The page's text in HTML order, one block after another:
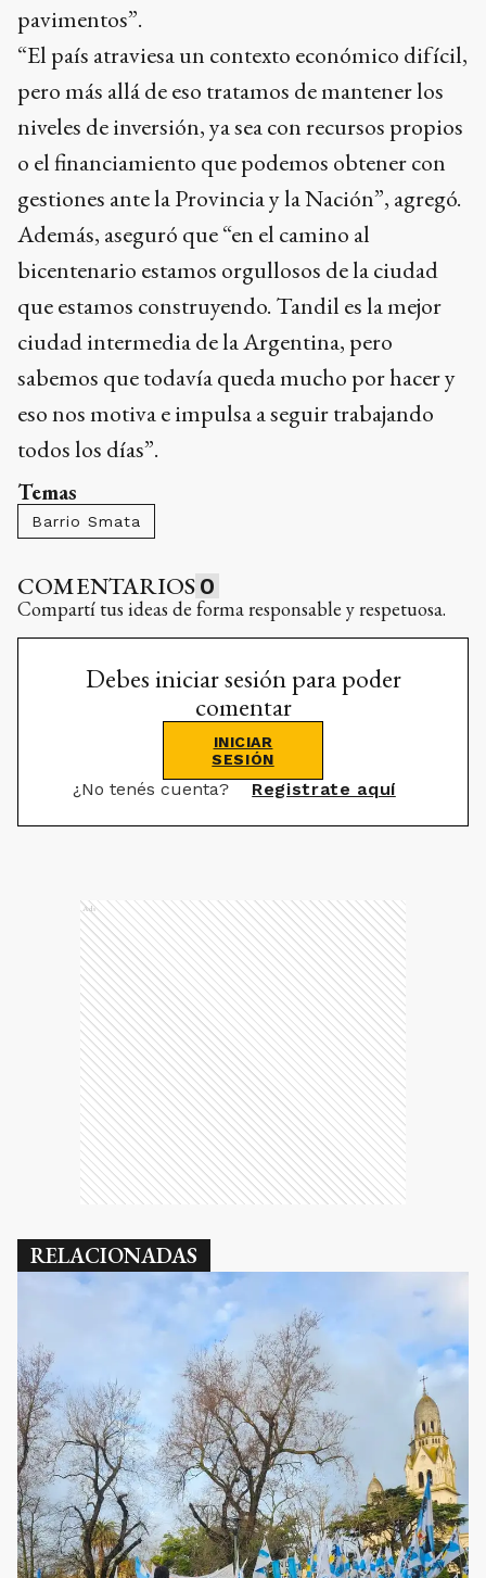
pavimentos”.
“El país atraviesa un contexto económico difícil,
pero más allá de eso tratamos de mantener los
niveles de inversión, ya sea con recursos propios
o el financiamiento que podemos obtener con
gestiones ante la Provincia y la Nación”, agregó.
Además, aseguró que “en el camino al
bicentenario estamos orgullosos de la ciudad
que estamos construyendo. Tandil es la mejor
ciudad intermedia de la Argentina, pero
sabemos que todavía queda mucho por hacer y
eso nos motiva e impulsa a seguir trabajando
todos los días”.
Temas
Barrio Smata
COMENTARIOS 0
Compartí tus ideas de forma responsable y respetuosa.
Debes iniciar sesión para poder
comentar
INICIAR
SESIÓN
¿No tenés cuenta? Registrate aquí
Ads
RELACIONADAS